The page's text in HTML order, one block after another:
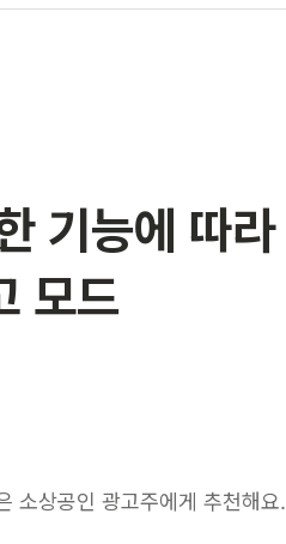
기능에 따라
모드
소상공인 광고주에게 추천해요.